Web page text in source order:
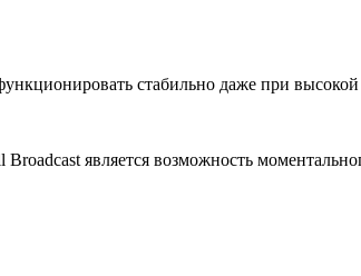
стабильно даже при
является возможность